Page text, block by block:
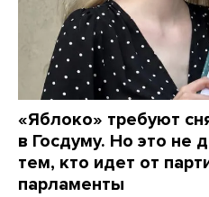
«Яблоко» требуют
в Госдуму. Но это не
тем, кто идет от
парламенты